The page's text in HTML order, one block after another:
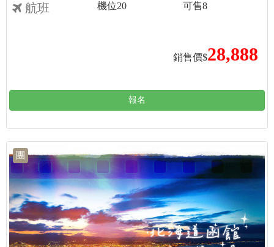
航班
銷售價$28,888
機位20 可售8
報名
團